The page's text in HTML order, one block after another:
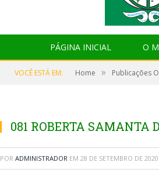
PÁGINA INICIAL O
VOCÊ ESTÁ EM: Home » Publicações
081 ROBERTA SAMANTA
POR ADMINISTRADOR EM 28 DE SETEMBRO DE 2020